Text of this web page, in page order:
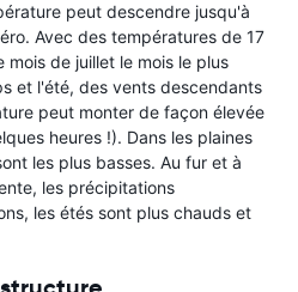
peut descendre jusqu'à
Avec des températures de 17
de juillet le mois le plus
et l'été, des vents descendants
peut monter de façon élevée
heures !). Dans les plaines
les plus basses. Au fur et à
les précipitations
les étés sont plus chauds et